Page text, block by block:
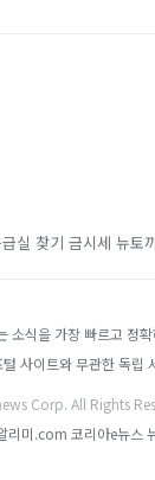
실 찾기 금시세 뉴토끼
소식을 가장 빠르고 정
사이트와 무관한 독립
Corp. All Rights
리미.com 코리아e뉴스